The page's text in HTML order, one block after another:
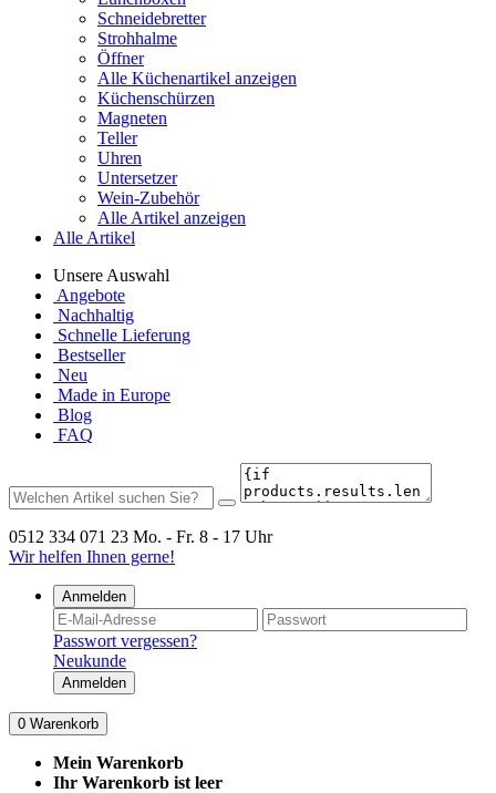
Schneidebretter
Strohhalme
Öffner
Alle Küchenartikel anzeigen
Küchenschürzen
Magneten
Teller
Uhren
Untersetzer
Wein-Zubehör
Alle Artikel anzeigen
Alle Artikel
Unsere Auswahl
Angebote
Nachhaltig
Schnelle Lieferung
Bestseller
Neu
Made in Europe
Blog
FAQ
0512 334 071 23 Mo. - Fr. 8 - 17 Uhr
Wir helfen Ihnen gerne!
Anmelden
Passwort vergessen?
Neukunde
Anmelden
0 Warenkorb
Mein Warenkorb
Ihr Warenkorb ist leer